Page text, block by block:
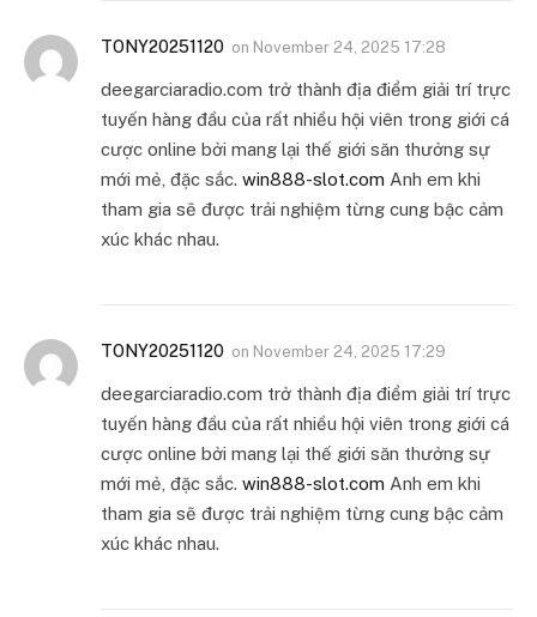
TONY20251120 on November 24, 2025 17:28
deegarciaradio.com trở thành địa điểm giải trí trực
tuyến hàng đầu của rất nhiều hội viên trong giới cá
cược online bởi mang lại thế giới săn thưởng sự
mới mẻ, đặc sắc. win888-slot.com Anh em khi
tham gia sẽ được trải nghiệm từng cung bậc cảm
xúc khác nhau.
TONY20251120 on November 24, 2025 17:29
deegarciaradio.com trở thành địa điểm giải trí trực
tuyến hàng đầu của rất nhiều hội viên trong giới cá
cược online bởi mang lại thế giới săn thưởng sự
mới mẻ, đặc sắc. win888-slot.com Anh em khi
tham gia sẽ được trải nghiệm từng cung bậc cảm
xúc khác nhau.